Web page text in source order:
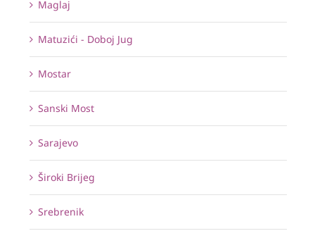
Maglaj
Matuzići - Doboj Jug
Mostar
Sanski Most
Sarajevo
Široki Brijeg
Srebrenik